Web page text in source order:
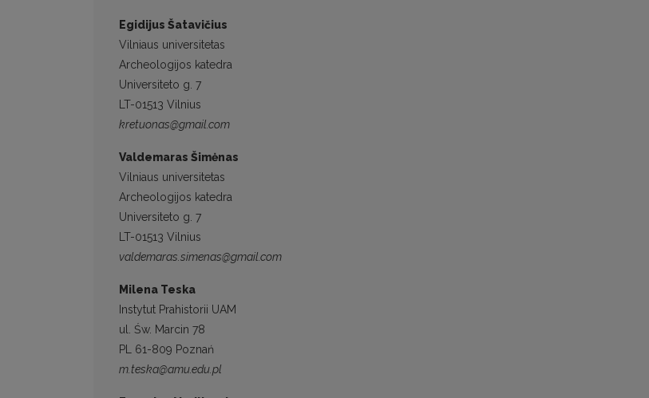
Egidijus Šatavičius
Vilniaus universitetas
Archeologijos katedra
Universiteto g. 7
LT-01513 Vilnius
kretuonas@gmail.com
Valdemaras Šimėnas
Vilniaus universitetas
Archeologijos katedra
Universiteto g. 7
LT-01513 Vilnius
valdemaras.simenas@gmail.com
Milena Teska
Instytut Prahistorii UAM
ul. Św. Marcin 78
PL 61-809 Poznań
m.teska@amu.edu.pl